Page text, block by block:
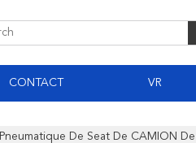
CONTACT VR
De Seat De CAMION